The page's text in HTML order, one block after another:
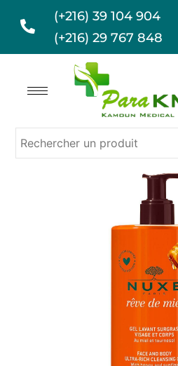
(+216) 39 104 904
(+216) 29 767 848